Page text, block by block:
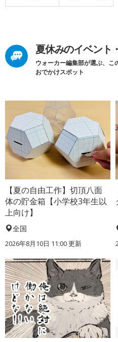
夏休みのイベント
ウォーカー編集部が選ぶ、こ
おでかけスポット
【夏の自由工作】切頂八面
体の貯金箱【小学校3年生以
上向け】
全国
2026年8月10日 11:00更新